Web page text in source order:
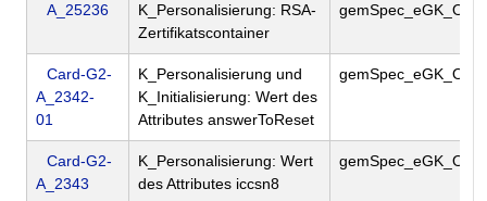
A_25236
K_Personalisierung: RSA-
Zertifikatscontainer
Card-G2-
A_2342-
01
K_Personalisierung und
K_Initialisierung: Wert des
Attributes answerToReset
Card-G2-
A_2343
K_Personalisierung: Wert
des Attributes iccsn8